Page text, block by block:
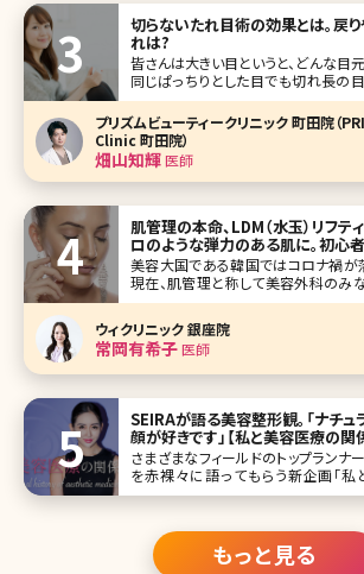
切らないたれ目術の効果とは。戻り
れは?
皆さんは大きい目というと、どんな目
同じぱっちりとした目でも切れ長の目
与えるたれ目のほうが男性ウケがい
す。確かに、男性に人気のある女優や
うなたれ
プリズムビューティークリニック 町田院（
Clinic 町田院）
畑山知輝医師
肌管理の本命、LDM（水玉）リフテ
ロのような弾力のある肌に。初心
美容大国である韓国ではコロナ禍が
現在、肌管理と称して美容外科のみ
が20代女性を中心にとても人気にな
容クリニックに最新の機械が数多くあ
格が日本と比べてかなり手頃であり、
ニックを訪れる方が増加しているそ
ウィクリニック 銀座院
常岡有希子医師
SEIRAが語る美容整形観。「ナチュ
顔が好きです」【私と美容医療の関
さまざまなフィールドのトップラン
を赤裸々に語ってもらう新企画「私
personal history of aesthetic
るSEIRAさんです。 今まで数多
もっと見る